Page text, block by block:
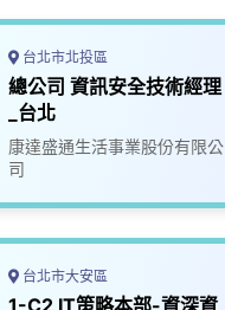
台北市北投區
總公司 資訊安全技術經理
_台北
康達盛通生活事業股份有限公
司
台北市大安區